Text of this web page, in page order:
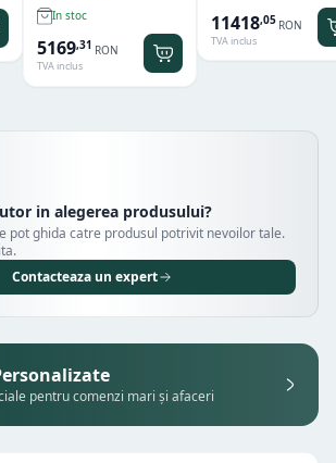
In stoc
5169,31 RON
TVA inclus
11418,05 RON
TVA inclus
in alegerea produsului?
pot ghida catre produsul potrivit nevoilor tale.
Contacteaza un expert
pentru comenzi mari și afaceri